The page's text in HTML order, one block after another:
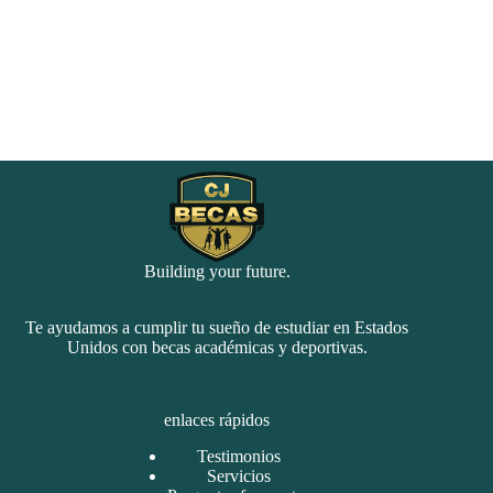
Building your future.
Te ayudamos a cumplir tu sueño de estudiar en Estados
Unidos con becas académicas y deportivas.
enlaces rápidos
Testimonios
Servicios